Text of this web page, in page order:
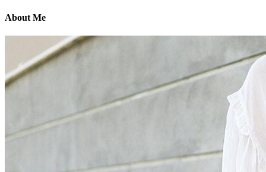
About Me